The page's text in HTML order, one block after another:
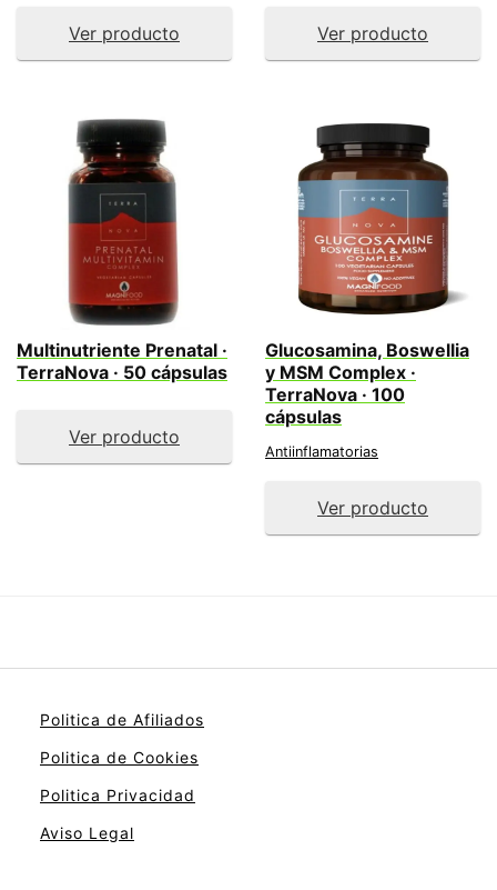
Ver producto Ver producto
Multinutriente Prenatal ·
TerraNova · 50 cápsulas
Ver producto
Glucosamina, Boswellia
y MSM Complex ·
TerraNova · 100
cápsulas
Antiinflamatorias
Ver producto
Politica de Afiliados
Politica de Cookies
Politica Privacidad
Aviso Legal